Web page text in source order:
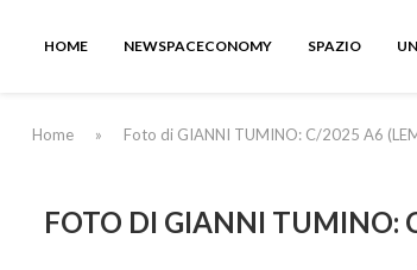
HOME NEWSPACECONOMY SPAZIO
Home » Foto di GIANNI TUMINO: C/2025 A6
FOTO DI GIANNI TUMINO: